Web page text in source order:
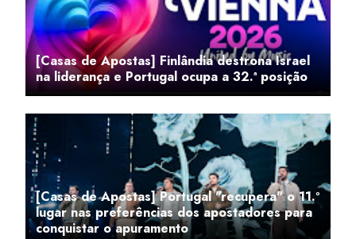
[Casas de Apostas] Finlândia destrona Israel
na liderança e Portugal ocupa a 32.ª posição
[Casas de Apostas] Portugal "recupera" o 11.º
lugar nas preferências dos apostadores para
conquistar o apuramento